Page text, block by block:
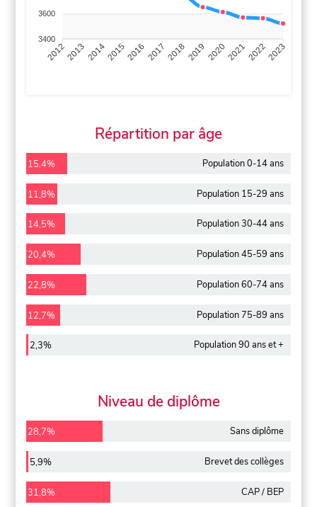
3600
3400
201220132014201520162017 20182019 2020202120222023
Répartition par âge
15,4% Population 0-14 ans
11,8% Population 15-29 ans
14,5% Population 30-44 ans
20,4% Population 45-59 ans
22,8% Population 60-74 ans
12,7% Population 75-89 ans
2,3% Population 90 ans et +
Niveau de diplôme
28,7% Sans diplôme
5,9% Brevet des collèges
31,8% CAP / BEP